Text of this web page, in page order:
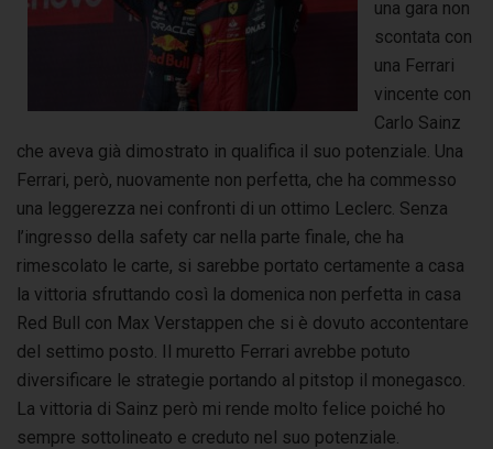
una gara non
scontata con
una Ferrari
vincente con
Carlo Sainz
che aveva già dimostrato in qualifica il suo potenziale. Una
Ferrari, però, nuovamente non perfetta, che ha commesso
una leggerezza nei confronti di un ottimo Leclerc. Senza
l’ingresso della safety car nella parte finale, che ha
rimescolato le carte, si sarebbe portato certamente a casa
la vittoria sfruttando così la domenica non perfetta in casa
Red Bull con Max Verstappen che si è dovuto accontentare
del settimo posto. Il muretto Ferrari avrebbe potuto
diversificare le strategie portando al pitstop il monegasco.
La vittoria di Sainz però mi rende molto felice poiché ho
sempre sottolineato e creduto nel suo potenziale.